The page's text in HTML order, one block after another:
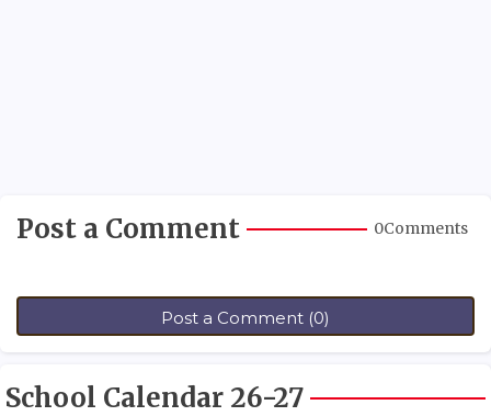
Post a Comment 0Comments
Post a Comment (0)
School Calendar 26-27